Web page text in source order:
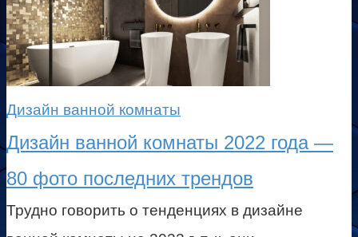
Дизайн ванной комнаты
Дизайн ванной комнаты 2022 года —
80 фото последних трендов
Трудно говорить о тенденциях в дизайне